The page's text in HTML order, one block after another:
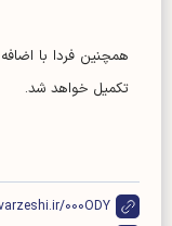
همچنین فردا با
تکمیل خواهد شد.
000ODY